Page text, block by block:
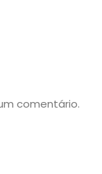
comentário.